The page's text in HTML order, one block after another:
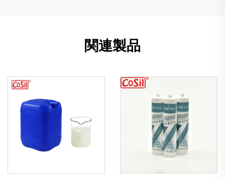
関連製品